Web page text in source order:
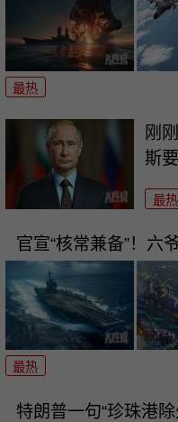
最热
刚
斯
最热
官宣“核常兼备”！六
最热
特朗普一句“珍珠港